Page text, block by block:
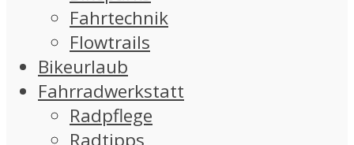
Fahrtechnik
Flowtrails
Bikeurlaub
Fahrradwerkstatt
Radpflege
Radtipps